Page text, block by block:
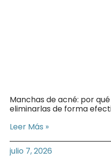
Manchas de acné: por
eliminarlas de forma
Leer Más »
julio 7, 2026